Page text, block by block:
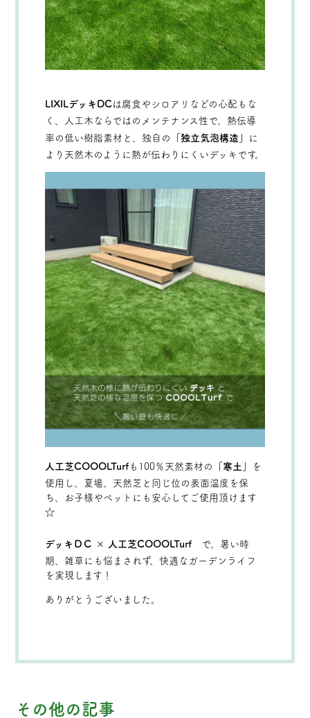
LIXILデッキDCは腐食やシロアリなどの心配もな
く、人工木ならではのメンテナンス性で、熱伝導
率の低い樹脂素材と、独自の
「独立気泡構造」
に
より天然木のように熱が伝わりにくいデッキです。
人工芝COOOLTurf も100％天然素材の 「寒土」
を
使用し、夏場、天然芝と同じ位の表面温度を保
ち、お子様やペットにも安心してご使用頂けます
☆
デッキＤＣ × 人工芝COOOLTurf
で、暑い時
期、雑草にも悩まされず、快適なガーデンライフ
を実現します！
ありがとうございました。
その他の記事